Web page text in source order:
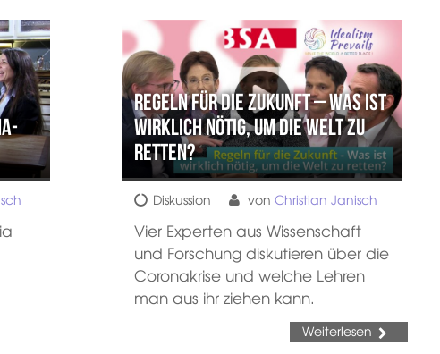
Regeln für die Zukunft – Was ist
wirklich nötig, um die Welt zu
retten?
Diskussion von Christian Janisch
Vier Experten aus Wissenschaft
und Forschung diskutieren über die
Coronakrise und welche Lehren
man aus ihr ziehen kann.
Weiterlesen